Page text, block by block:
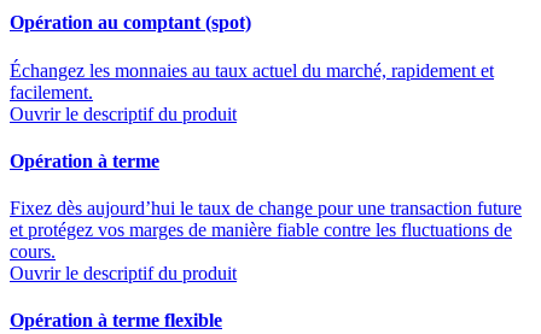
Opération au comptant (spot)
Échangez les monnaies au taux actuel du marché, rapidement et
facilement.
Ouvrir le descriptif du produit
Opération à terme
Fixez dès aujourd’hui le taux de change pour une transaction future
et protégez vos marges de manière fiable contre les fluctuations de
cours.
Ouvrir le descriptif du produit
Opération à terme flexible